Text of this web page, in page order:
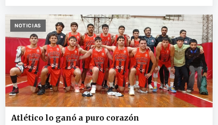
NOTICIAS
Atlético lo ganó a puro corazón